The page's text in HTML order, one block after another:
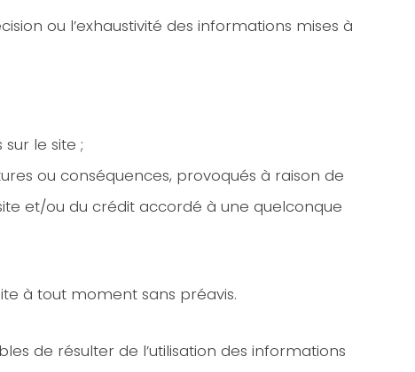
ou l’exhaustivité des informations mises à
le site ;
ou conséquences, provoqués à raison de
et/ou du crédit accordé à une quelconque
à tout moment sans préavis.
de résulter de l’utilisation des informations